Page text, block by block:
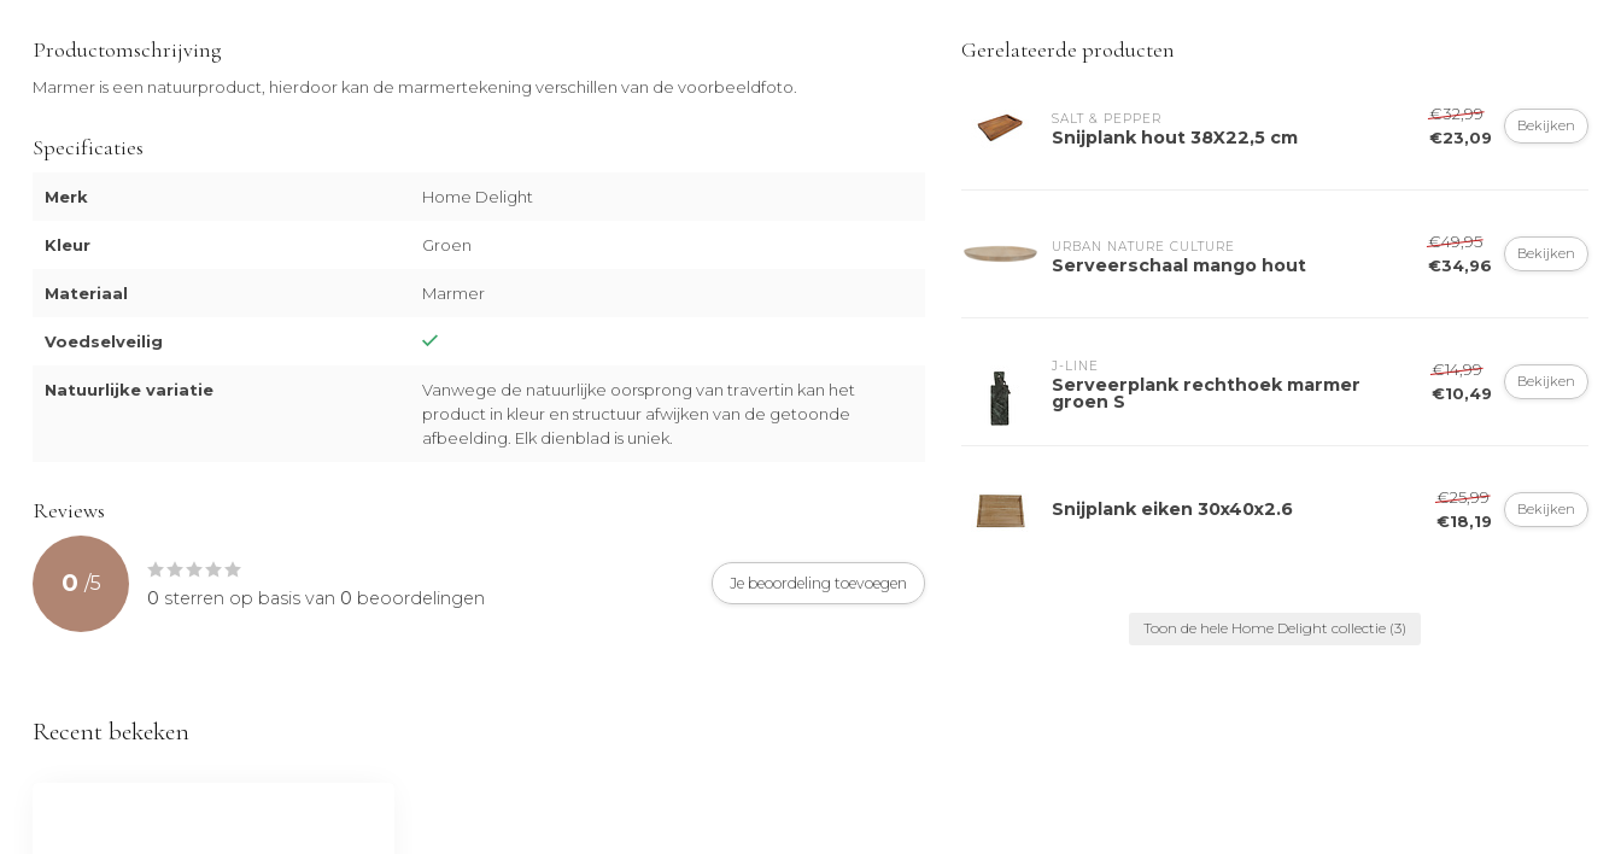
Productomschrijving
Marmer is een natuurproduct, hierdoor kan de marmertekening verschillen van de voorbeeldfoto.
Specificaties
Merk Home Delight
Kleur Groen
Materiaal Marmer
Voedselveilig
Natuurlijke variatie
Vanwege de natuurlijke oorsprong van travertin kan het
product in kleur en structuur afwijken van de getoonde
afbeelding. Elk dienblad is uniek.
Reviews
0 /5
0 sterren op basis van 0 beoordelingen
Je beoordeling toevoegen
Gerelateerde producten
SALT & PEPPER
Snijplank hout 38X22,5 cm
€32,99
€23,09
Bekijken
URBAN NATURE CULTURE
Serveerschaal mango hout
€49,95
€34,96
Bekijken
J-LINE
Serveerplank rechthoek marmer
groen S
€14,99
€10,49
Bekijken
Snijplank eiken 30x40x2.6
€25,99
€18,19
Bekijken
Toon de hele Home Delight collectie (3)
Recent bekeken